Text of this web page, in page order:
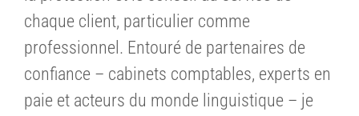
chaque client, particulier comme
professionnel. Entouré de partenaires de
confiance – cabinets comptables, experts en
paie et acteurs du monde linguistique – je